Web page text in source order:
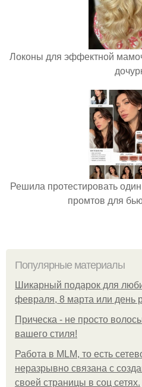
Локоны для эффектной
Решила протестировать
промтов для
Популярные материалы
Шикарный подарок для
февраля, 8 марта или день
Прическа - не просто
вашего стиля!
Работа в MLM, то есть
неразрывно связана с
своей страницы в соц сетях.